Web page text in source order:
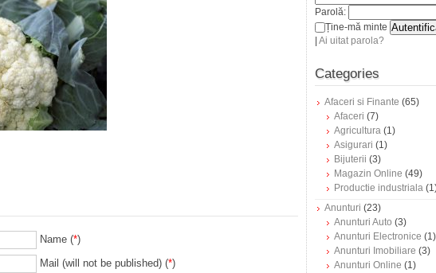
Name (*)
Mail (will not be published) (*)
Parolă:
Ține-mă minte
Ai uitat parola?
Categories
Afaceri si Finante (65)
Afaceri (7)
Agricultura (1)
Asigurari (1)
Bijuterii (3)
Magazin Online (49)
Productie industriala
Anunturi (23)
Anunturi Auto (3)
Anunturi Electronice (1)
Anunturi Imobiliare (3)
Anunturi Online (1)